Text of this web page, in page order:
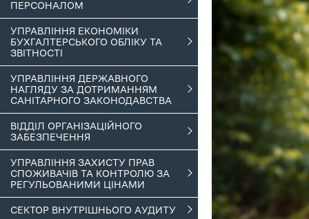
ПЕРСОНАЛОМ
УПРАВЛІННЯ ЕКОНОМІКИ
БУХГАЛТЕРСЬКОГО ОБЛІКУ ТА
ЗВІТНОСТІ
УПРАВЛІННЯ ДЕРЖАВНОГО
НАГЛЯДУ ЗА ДОТРИМАННЯМ
САНІТАРНОГО ЗАКОНОДАВСТВА
ВІДДІЛ ОРГАНІЗАЦІЙНОГО
ЗАБЕЗПЕЧЕННЯ
УПРАВЛІННЯ ЗАХИСТУ ПРАВ
СПОЖИВАЧІВ ТА КОНТРОЛЮ ЗА
РЕГУЛЬОВАНИМИ ЦІНАМИ
СЕКТОР ВНУТРІШНЬОГО АУДИТУ